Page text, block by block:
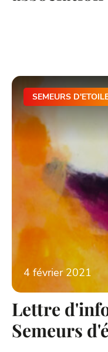
SEMEURS
4 février 2021
Lettre
Semeurs